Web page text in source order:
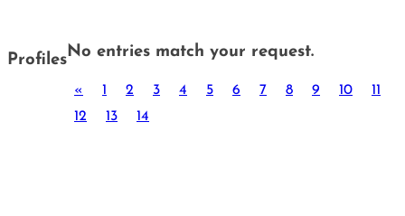
ProfilesNo entries match your request.
« 1 2 3 4 5 6 7 8 9 10
11
12
13 14